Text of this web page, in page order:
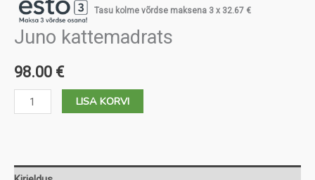
Tasu kolme võrdse maksena 3 x 32.67 €
Juno kattemadrats
98.00 €
Juno
kattemadrats
LISA KORVI